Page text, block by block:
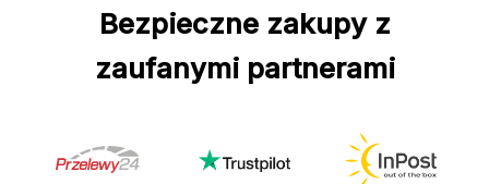
Bezpieczne zakupy z
zaufanymi partnerami